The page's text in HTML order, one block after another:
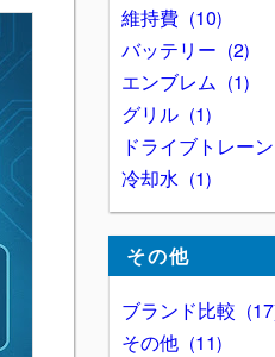
維持費
10
バッテリー
2
エンブレム
1
グリル
1
ドライブトレーン
冷却水
1
その他
ブランド比較
17
その他
11